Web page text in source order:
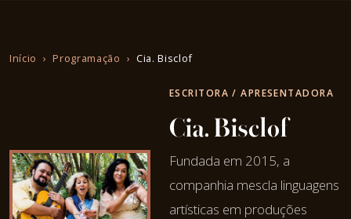
Início Programação Cia. Bisclof
ESCRITORA / APRESENTADORA
Cia. Bisclof
Fundada em 2015, a
companhia mescla linguagens
artísticas em produções